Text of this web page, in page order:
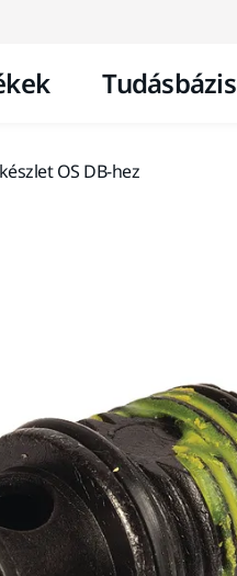
Tudásbázis
OS DB-hez